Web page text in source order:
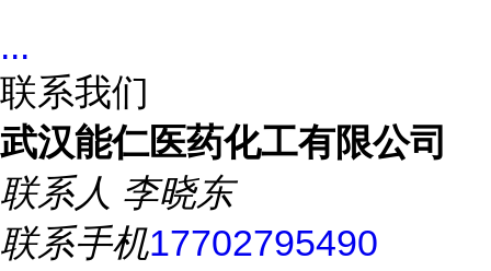
...
联系我们
武汉能仁医药化工有限公司
联系人 李晓东
联系手机17702795490